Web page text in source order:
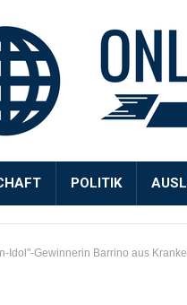
POLITIK
Idol"-Gewinnerin Barrino aus